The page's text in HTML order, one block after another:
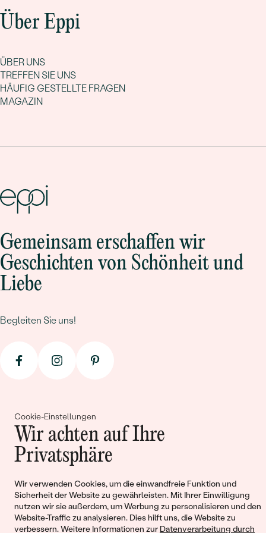
Cookie-Einstellungen
Wir achten auf Ihre
Privatsphäre
Wir verwenden Cookies, um die einwandfreie Funktion und
Sicherheit der Website zu gewährleisten. Mit Ihrer Einwilligung
nutzen wir sie außerdem, um Werbung zu personalisieren und den
Website-Traffic zu analysieren. Dies hilft uns, die Website zu
verbessern. Weitere Informationen zur Datenverarbeitung durch
Ihre Traumstücke finden werden.
Über Eppi
ÜBER UNS
TREFFEN SIE UNS
HÄUFIG GESTELLTE FRAGEN
MAGAZIN
Gemeinsam erschaffen wir
Geschichten von Schönheit und
Liebe
Begleiten Sie uns!
© 2011 - 2026, Eppi.de